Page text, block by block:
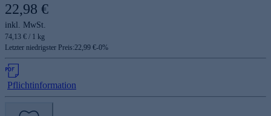
22,98 €
inkl. MwSt.
74,13 € / 1 kg
Letzter niedrigster Preis:22,99 €-0%
Pflichtinformation